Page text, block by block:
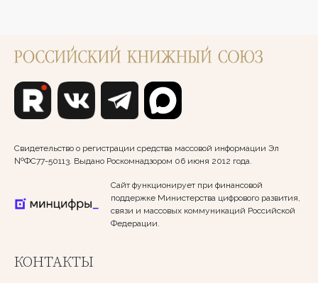
Свидетельство о регистрации средства массовой информации Эл
№ФС77-50113. Выдано Роскомнадзором 06 июня 2012 года.
Сайт функционирует при финансовой
поддержке Министерства цифрового развития,
связи и массовых коммуникаций Российской
Федерации.
КОНТАКТЫ